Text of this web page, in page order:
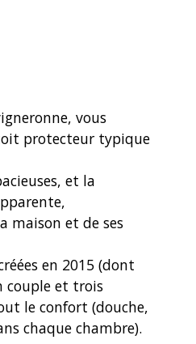
vous
protecteur typique
et la
maison et de ses
en 2015 (dont
couple et trois
le confort (douche,
chaque chambre).